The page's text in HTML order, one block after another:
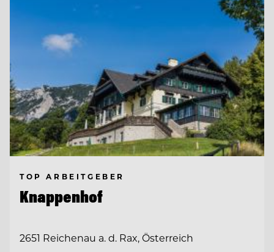
TOP ARBEITGEBER
Knappenhof
2651 Reichenau a. d. Rax, Österreich